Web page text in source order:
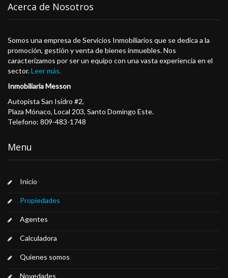
Acerca de Nosotros
Somos una empresa de Servicios Inmobiliarios que se dedica a la
promoción, gestión y venta de bienes inmuebles. Nos
caracterizamos por ser un equipo con una vasta experiencia en el
sector.Leer más.
Inmobiliaria Messon
Autopista San Isidro #2,
Plaza Mónaco, Local 203, Santo Domingo Este.
Telefono: 809-483-1748
Menu
Inicio
Propiedades
Agentes
Calculadora
Quienes somos
Novedades